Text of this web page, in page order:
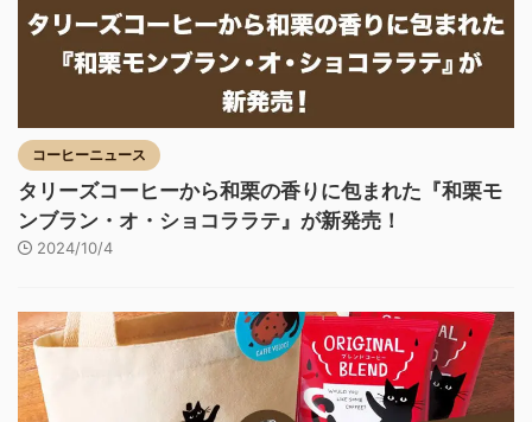
コーヒーニュース
タリーズコーヒーから和栗の香りに包まれた『和栗モ
ンブラン・オ・ショコララテ』が新発売！
2024/10/4